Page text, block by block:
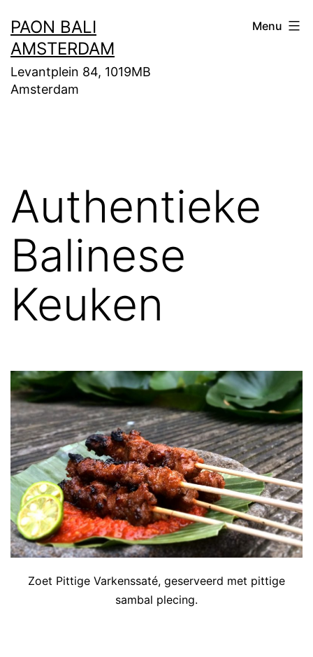
naar
de
inhoud
PAON BALI
AMSTERDAM
Levantplein 84, 1019MB
Amsterdam
Menu
Authentieke
Balinese
Keuken
Zoet Pittige Varkenssaté, geserveerd met pittige
sambal plecing.